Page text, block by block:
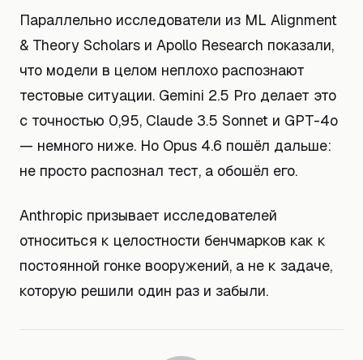
Параллельно исследователи из ML Alignment
& Theory Scholars и Apollo Research показали,
что модели в целом неплохо распознают
тестовые ситуации. Gemini 2.5 Pro делает это
с точностью 0,95, Claude 3.5 Sonnet и GPT-4o
— немного ниже. Но Opus 4.6 пошёл дальше:
не просто распознал тест, а обошёл его.
Anthropic призывает исследователей
относиться к целостности бенчмарков как к
постоянной гонке вооружений, а не к задаче,
которую решили один раз и забыли.